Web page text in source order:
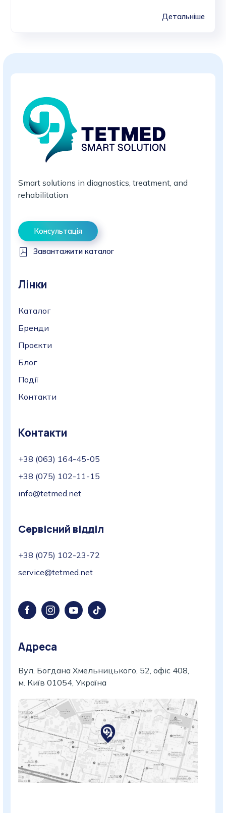
Детальніше
Smart solutions in diagnostics, treatment, and
rehabilitation
Консультація
Завантажити каталог
Лінки
Каталог
Бренди
Проєкти
Блог
Події
Контакти
Контакти
+38 (063) 164-45-05
+38 (075) 102-11-15
info@tetmed.net
Сервісний відділ
+38 (075) 102-23-72
service@tetmed.net
Адреса
Вул. Богдана Хмельницького, 52, офіс 408,
м. Київ 01054, Україна